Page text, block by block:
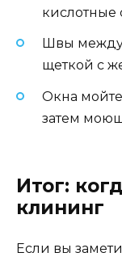
кислотные
Швы между
щеткой с
Окна
затем
Итог:
клининг
Если вы